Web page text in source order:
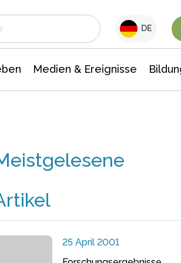
DE
Medien & Ereignisse
25 April 2001